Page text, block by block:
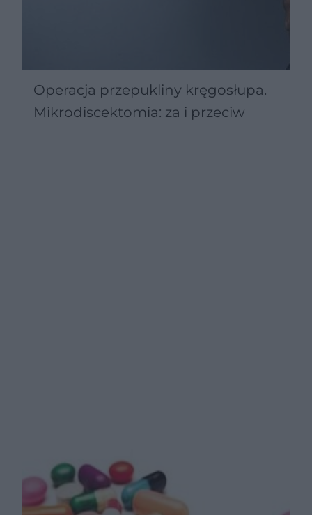
Operacja przepukliny kręgosłupa.
Mikrodiscektomia: za i przeciw